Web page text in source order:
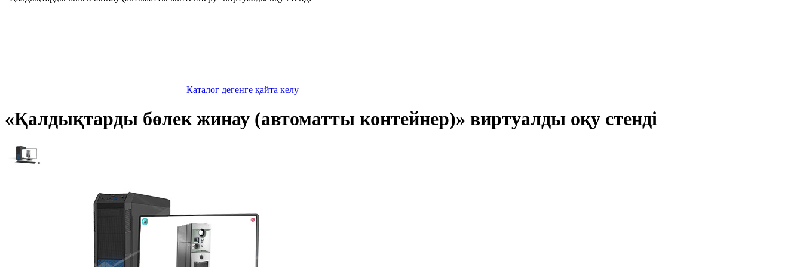
Каталог дегенге қайта келу
«Қалдықтарды бөлек жинау (автоматты контейнер)» виртуалды оқу стенді